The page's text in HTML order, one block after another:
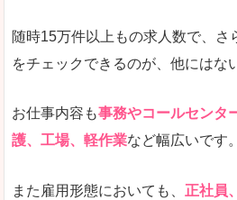
人気度 普通のマイナビの
さまざまな検索機能
ただし、求人情報が
「マイナビ転職女性のお
随時15万件以上もの求人数で、さ
をチェックできるのが、他にはな
お仕事内容も事務やコールセンタ
護、工場、軽作業など幅広いです。
また雇用形態においても、 正社員